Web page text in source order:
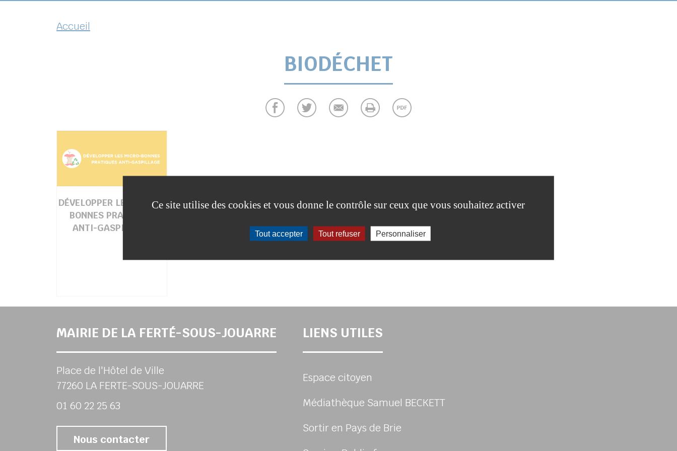
Accueil
BIODÉCHET
DÉVELOPPER LES MICRO-
BONNES PRATIQUES
ANTI-GASPILLAGE
MAIRIE DE LA FERTÉ-SOUS-JOUARRE
Place de l'Hôtel de Ville
77260 LA FERTE-SOUS-JOUARRE
01 60 22 25 63
Nous contacter
LIENS UTILES
Espace citoyen
Médiathèque Samuel BECKETT
Sortir en Pays de Brie
Ce site utilise des cookies et vous donne le contrôle sur ceux que vous souhaitez activer
Tout accepter Tout refuser Personnaliser